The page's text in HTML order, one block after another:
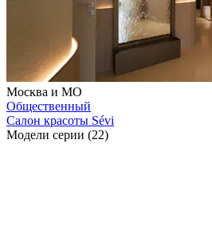
Москва и МО
Общественный
Салон красоты Sévi
Модели серии (22)